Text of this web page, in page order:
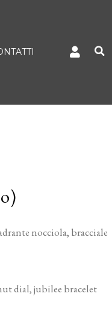
nocciola, bracciale
dial, jubilee bracelet